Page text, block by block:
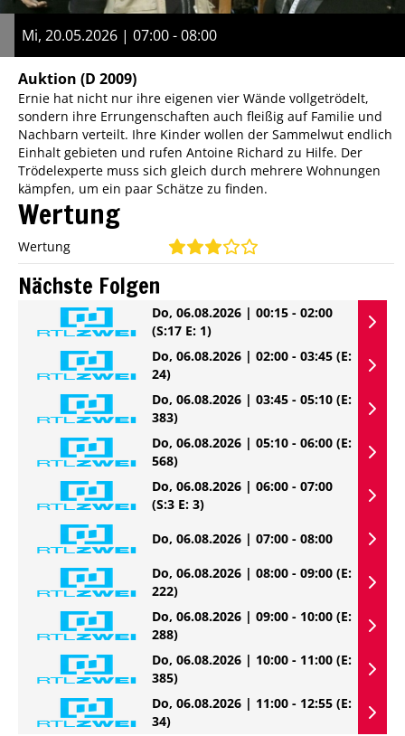
Mi, 20.05.2026 | 07:00 - 08:00
Auktion (D 2009)
Ernie hat nicht nur ihre eigenen vier Wände vollgetrödelt,
sondern ihre Errungenschaften auch fleißig auf Familie und
Nachbarn verteilt. Ihre Kinder wollen der Sammelwut endlich
Einhalt gebieten und rufen Antoine Richard zu Hilfe. Der
Trödelexperte muss sich gleich durch mehrere Wohnungen
kämpfen, um ein paar Schätze zu finden.
Wertung
Wertung
Nächste Folgen
Do, 06.08.2026 | 00:15 - 02:00
(S:17 E: 1)
Do, 06.08.2026 | 02:00 - 03:45 (E:
24)
Do, 06.08.2026 | 03:45 - 05:10 (E:
383)
Do, 06.08.2026 | 05:10 - 06:00 (E:
568)
Do, 06.08.2026 | 06:00 - 07:00
(S:3 E: 3)
Do, 06.08.2026 | 07:00 - 08:00
Do, 06.08.2026 | 08:00 - 09:00 (E:
222)
Do, 06.08.2026 | 09:00 - 10:00 (E:
288)
Do, 06.08.2026 | 10:00 - 11:00 (E:
385)
Do, 06.08.2026 | 11:00 - 12:55 (E:
34)